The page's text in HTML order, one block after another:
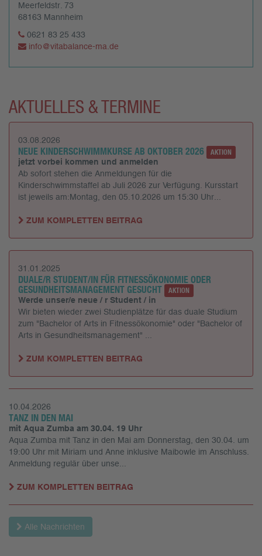
Meerfeldstr. 73
68163 Mannheim
0621 83 25 433
info@vitabalance-ma.de
AKTUELLES & TERMINE
03.08.2026
NEUE KINDERSCHWIMMKURSE AB OKTOBER 2026
AKTION
jetzt vorbei kommen und anmelden
Ab sofort stehen die Anmeldungen für die
Kinderschwimmstaffel ab Juli 2026 zur Verfügung. Kursstart
ist jeweils am:Montag, den 05.10.2026 um 15:30 Uhr...
ZUM KOMPLETTEN BEITRAG
31.01.2025
DUALE/R STUDENT/IN FÜR FITNESSÖKONOMIE ODER
GESUNDHEITSMANAGEMENT GESUCHT
AKTION
Werde unser/e neue / r Student / in
Wir bieten wieder zwei Studienplätze für das duale Studium
zum "Bachelor of Arts in Fitnessökonomie" oder "Bachelor of
Arts in Gesundheitsmanagement" ...
ZUM KOMPLETTEN BEITRAG
10.04.2026
TANZ IN DEN MAI
mit Aqua Zumba am 30.04. 19 Uhr
Aqua Zumba mit Tanz in den Mai am Donnerstag, den 30.04. um
19:00 Uhr mit Miriam und Anne inklusive Maibowle im Anschluss.
Anmeldung regulär über unse...
ZUM KOMPLETTEN BEITRAG
Alle Nachrichten